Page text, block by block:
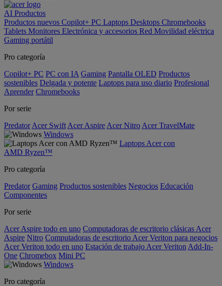
AI Productos
Productos nuevos Copilot+ PC Laptops Desktops Chromebooks
Tablets Monitores Electrónica y accesorios Red Movilidad eléctrica
Gaming portátil
Pro categoría
Copilot+ PC PC con IA Gaming Pantalla OLED Productos
sostenibles Delgada y potente Laptops para uso diario Profesional
Aprender Chromebooks
Por serie
Predator Acer Swift Acer Aspire Acer Nitro Acer TravelMate
Windows
Laptops Acer con
AMD Ryzen™
Pro categoría
Predator Gaming Productos sostenibles Negocios Educación
Componentes
Por serie
Acer Aspire todo en uno Computadoras de escritorio clásicas Acer
Aspire Nitro Computadoras de escritorio Acer Veriton para negocios
Acer Veriton todo en uno Estación de trabajo Acer Veriton Add-In-
One Chromebox Mini PC
Windows
Pro categoría